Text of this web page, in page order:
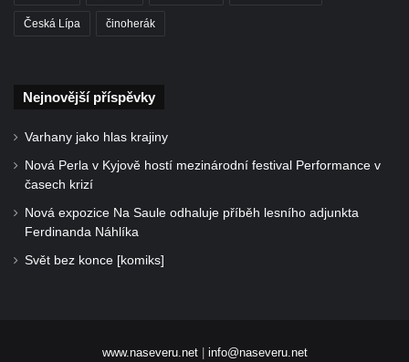
Česká Lípa činoherák
Nejnovější příspěvky
Varhany jako hlas krajiny
Nová Perla v Kyjově hostí mezinárodní festival Performance v
časech krizí
Nová expozice Na Saule odhaluje příběh lesního adjunkta
Ferdinanda Náhlíka
Svět bez konce [komiks]
www.naseveru.net| info@naseveru.net